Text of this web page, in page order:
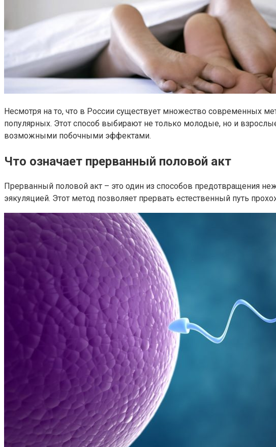
Несмотря на то, что в России существует множество современных
популярных. Этот способ выбирают не только молодые, но и
возможными побочными эффектами.
Что означает прерванный половой акт
Прерванный половой акт – это один из способов предотвращения
эякуляцией. Этот метод позволяет прервать естественный путь